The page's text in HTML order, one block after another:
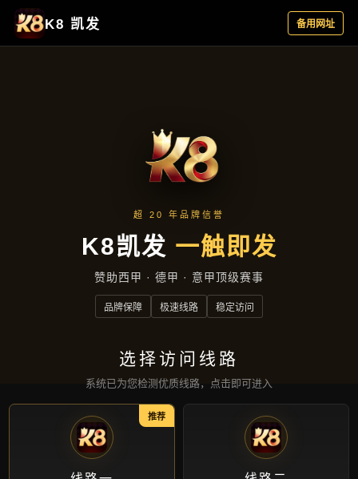
咨询全博体育入口
首页 咨询全博体育入口